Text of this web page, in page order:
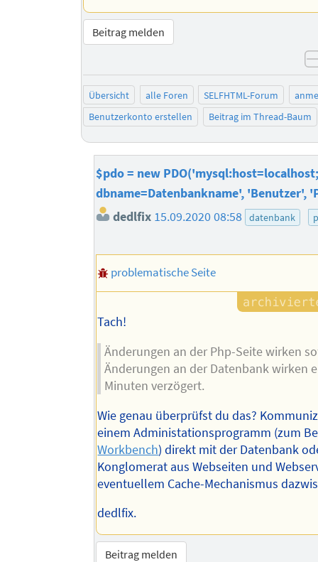
Beitrag melden
Übersicht alle Foren SELFHTML-Forum
Benutzerkonto erstellen
Beitrag im Thread-Baum
$pdo = new PDO('mysql:host=localhost;
dbname=Datenbankname', 'Benutzer',
dedlfix 15.09.2020 08:58 datenbank
problematische Seite
Tach!
Änderungen an der Php-Seite wirken
Änderungen an der Datenbank wirken
Minuten verzögert.
Wie genau überprüfst du das?
einem Administationsprogramm (zum
Workbench) direkt mit der Datenbank
Konglomerat aus Webseiten und
eventuellem Cache-Mechanismus
dedlfix.
Beitrag melden